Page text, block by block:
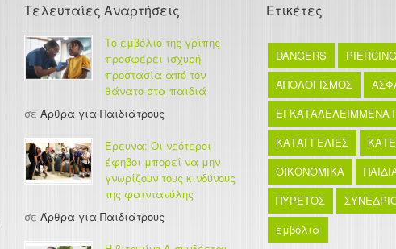
Τελευταίες Αναρτήσεις
Το εμβόλιο της γρίπης
προσφέρει ισχυρή
προστασία από τον
θάνατο στα παιδιά
σε Άρθρα για Παιδιάτρους
Έρευνα: Οι νεότεροι
έφηβοι μπορεί να μην
γνωρίζουν τους κινδύνους
της φαιντανύλης
σε Άρθρα για Παιδιάτρους
Ετικέτες
DANGERS PIERCING
ΑΠΟΛΟΓΙΣΜΟΣ
ΕΓΚΑΤΑΛΕΛΕΙΜΜΕΝΑ
ΚΑΤΑΓΓΕΛΙΕΣ
ΟΙΚΟΝΟΜΙΚΑ
ΠΥΡΕΤΟΣ
εμβόλια